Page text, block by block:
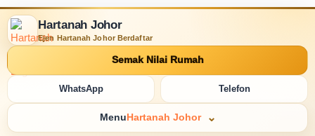
Hartanah Johor
Ejen Hartanah Johor Berdaftar
Semak Nilai Rumah
WhatsApp Telefon
Menu Hartanah Johor